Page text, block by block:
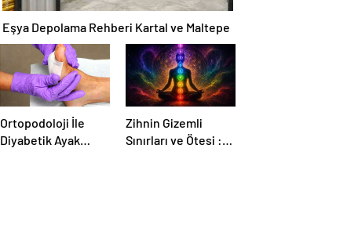
Eşya Depolama Rehberi Kartal ve Maltepe
Ortopodoloji İle
Diyabetik Ayak
Zihnin Gizemli
Sınırları ve Ötesi :